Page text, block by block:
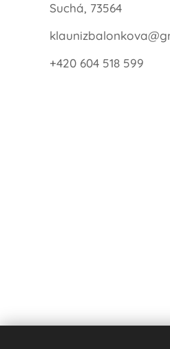
Suchá, 73564
+420 604 518 599